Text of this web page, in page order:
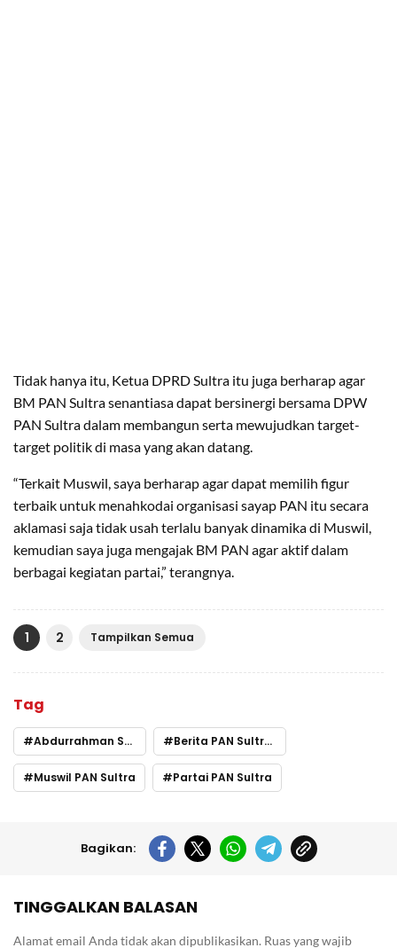
Tidak hanya itu, Ketua DPRD Sultra itu juga berharap agar
BM PAN Sultra senantiasa dapat bersinergi bersama DPW
PAN Sultra dalam membangun serta mewujudkan target-
target politik di masa yang akan datang.
“Terkait Muswil, saya berharap agar dapat memilih figur
terbaik untuk menahkodai organisasi sayap PAN itu secara
aklamasi saja tidak usah terlalu banyak dinamika di Muswil,
kemudian saya juga mengajak BM PAN agar aktif dalam
berbagai kegiatan partai,” terangnya.
1 2 Tampilkan Semua
Tag
Abdurrahman Saleh PAN Sultra Berita PAN Sultra Hari Ini
Muswil PAN Sultra Partai PAN Sultra
Bagikan:
TINGGALKAN BALASAN
Alamat email Anda tidak akan dipublikasikan. Ruas yang wajib